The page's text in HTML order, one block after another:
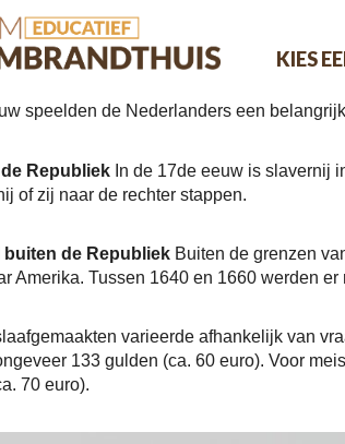
KIES
speelden de Nederlanders een
RepubliekIn de 17de eeuw is slavernij
of zij naar de rechter stappen.
buiten de RepubliekBuiten de grenzen
Amerika. Tussen 1640 en 1660 werden
varieerde afhankelijk van
133 gulden (ca. 60 euro). Voor
70 euro).